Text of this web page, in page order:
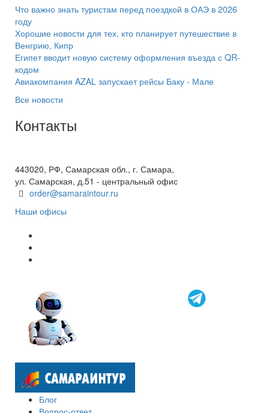
Что важно знать туристам перед поездкой в ОАЭ в 2026
году
Хорошие новости для тех, кто планирует путешествие в
Венгрию, Кипр
Египет вводит новую систему оформления въезда с QR-
кодом
Авиакомпания AZAL запускает рейсы Баку - Мале
Все новости
Контакты
443020, РФ, Самарская обл., г. Самара,
ул. Самарская, д.51 - центральный офис
order@samaraintour.ru
Наши офисы
Блог